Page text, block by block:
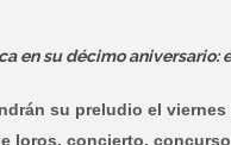
en su décimo aniversario:
su preludio el viernes
loros, concierto,